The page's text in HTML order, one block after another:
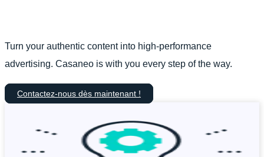
Turn your authentic content into high-performance
advertising. Casaneo is with you every step of the way.
Contactez-nous dès maintenant !